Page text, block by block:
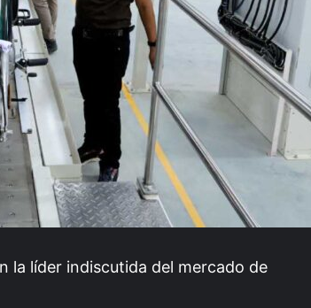
la líder indiscutida del mercado de